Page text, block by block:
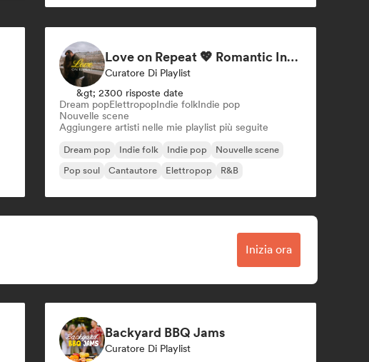
Love on Repeat 💖 Romantic Indie Pop, Neo Soul & Singer-Songwriter
Curatore Di Playlist
&gt; 2300 risposte date
Dream popElettropopIndie folkIndie pop
Nouvelle scene
Aggiungere artisti nelle mie playlist più seguite
Dream pop Indie folk Indie pop
Nouvelle scene
Pop soul
Cantautore Elettropop R&B
Inizia ora
Backyard BBQ Jams
Curatore Di Playlist